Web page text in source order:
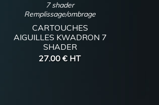
7 shader
Remplissage/ombrage
CARTOUCHES
AIGUILLES KWADRON 7
SHADER
27.00 € HT